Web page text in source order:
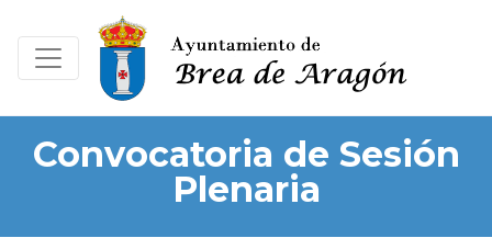
Convocatoria de Sesión
Plenaria